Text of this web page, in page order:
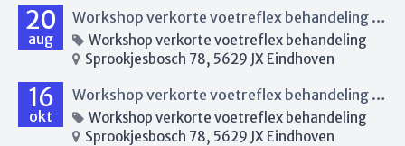
20
aug
Workshop verkorte voetreflex behandeling Eindhoven
Workshop verkorte voetreflex behandeling
Sprookjesbosch 78, 5629 JX Eindhoven
16
okt
Workshop verkorte voetreflex behandeling Eindhoven
Workshop verkorte voetreflex behandeling
Sprookjesbosch 78, 5629 JX Eindhoven